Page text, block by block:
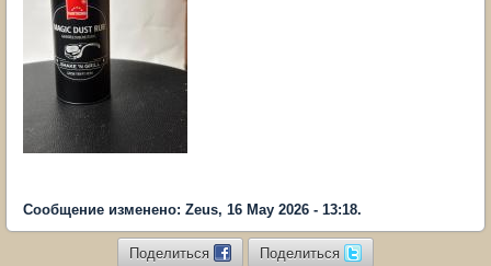
Сообщение изменено: Zeus, 16 May 2026 - 13:18.
Поделиться Поделиться